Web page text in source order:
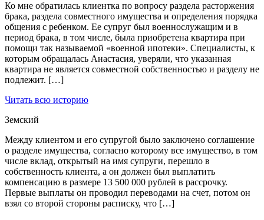
Ко мне обратилась клиентка по вопросу раздела расторжения
брака, раздела совместного имущества и определения порядка
общения с ребенком. Ее супруг был военнослужащим и в
период брака, в том числе, была приобретена квартира при
помощи так называемой «военной ипотеки». Специалисты, к
которым обращалась Анастасия, уверяли, что указанная
квартира не является совместной собственностью и разделу не
подлежит. […]
Читать всю историю
Земский
Между клиентом и его супругой было заключено соглашение
о разделе имущества, согласно которому все имущество, в том
числе вклад, открытый на имя супруги, перешло в
собственность клиента, а он должен был выплатить
компенсацию в размере 13 500 000 рублей в рассрочку.
Первые выплаты он проводил переводами на счет, потом он
взял со второй стороны расписку, что […]